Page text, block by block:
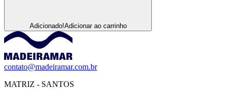
Adicionado!Adicionar ao carrinho
contato@madeiramar.com.br
MATRIZ - SANTOS